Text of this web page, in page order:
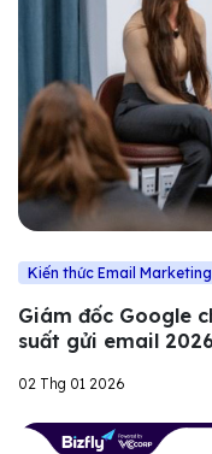
Kiến thức Email Marketing
Giám đốc Google
suất gửi email
02 Thg 01 2026